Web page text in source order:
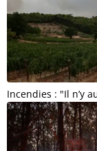
Incendies : "Il n’y